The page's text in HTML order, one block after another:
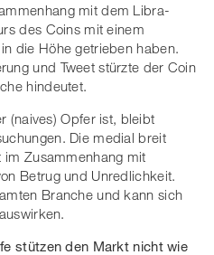
mit dem Libra-
des Coins mit einem
die Höhe getrieben haben.
und Tweet stürzte der Coin
hindeutet.
(naives) Opfer ist, bleibt
Die medial breit
Zusammenhang mit
Betrug und Unredlichkeit.
Branche und kann sich
stützen den Markt nicht wie